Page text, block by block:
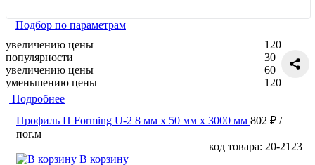
Подбор по параметрам
увеличению цены
популярности
увеличению цены
уменьшению цены
120
30
60
120
Подробнее
Профиль П Forming U-2 8 мм x 50 мм х 3000 мм 802 ₽ /
пог.м
код товара: 20-2123
В корзину